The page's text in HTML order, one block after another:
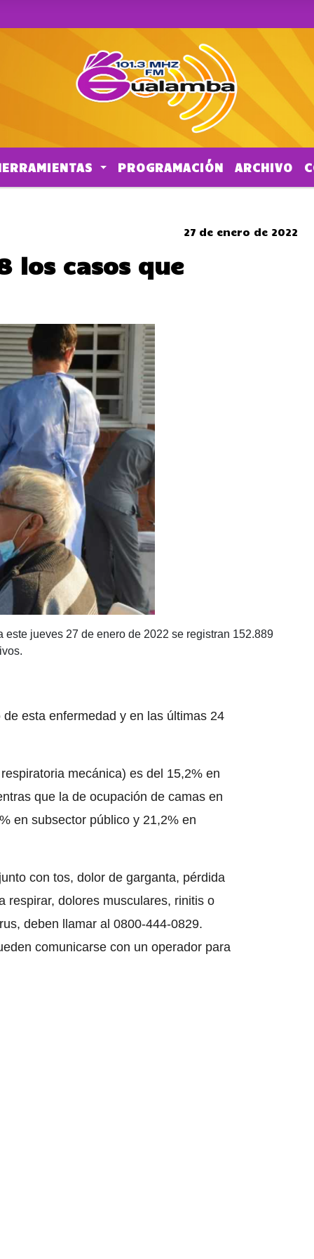
PROGRAMACIÓN ARCHIVO
27 de enero de 2022
los casos que
jueves 27 de enero de 2022 se registran 152.889
esta enfermedad y en las últimas 24
mecánica) es del 15,2% en
que la de ocupación de camas en
en subsector público y 21,2% en
con tos, dolor de garganta, pérdida
respirar, dolores musculares, rinitis o
deben llamar al 0800-444-0829.
comunicarse con un operador para